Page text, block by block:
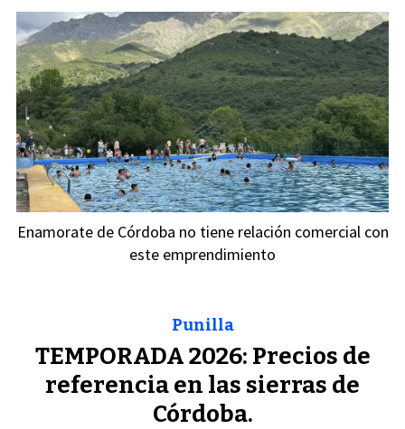
Enamorate de Córdoba no tiene relación comercial con
este emprendimiento
TEMPORADA 2026: Precios de
referencia en las sierras de
Córdoba.
Punilla